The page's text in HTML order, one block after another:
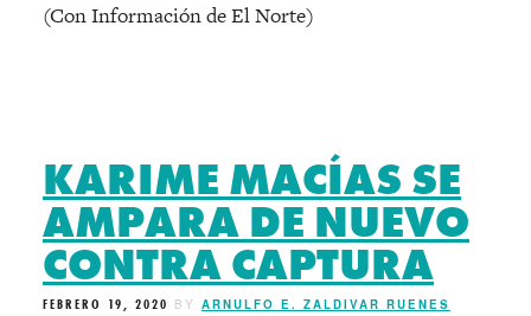
(Con Información de El Norte)
KARIME MACÍAS SE
AMPARA DE NUEVO
CONTRA CAPTURA
FEBRERO 19, 2020 BY ARNULFO E. ZALDIVAR RUENES